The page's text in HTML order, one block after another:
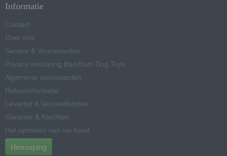
Informatie
Contact
Over ons
Service & Voorwaarden
Privacy verklaring BamBam Dog Toys
Algemene voorwaarden
Retourinformatie
Levertijd & Verzendkosten
Garantie & Klachten
Het opmeten van uw hond
Herroeping